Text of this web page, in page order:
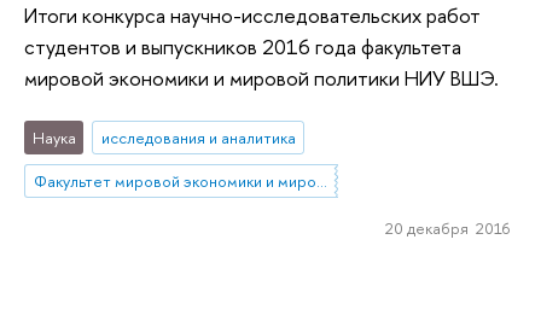
Итоги конкурса научно-исследовательских работ
студентов и выпускников 2016 года факультета
мировой экономики и мировой политики НИУ ВШЭ.
Наука
исследования и аналитика
Факультет мировой экономики и мировой политики
20 декабря 2016